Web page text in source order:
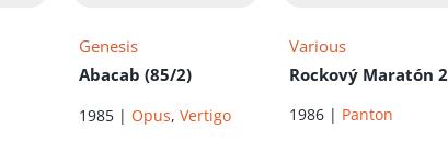
Genesis
Abacab (85/2)
1985 | Opus, Vertigo
Various
Rockový Maratón 2
1986 | Panton